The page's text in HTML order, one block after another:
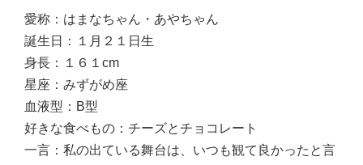
愛称： はまなちゃん・あやちゃん
誕生日：
１月２１日生
身長：
１６１cm
星座： みずがめ座
血液型： B型
好きな食べもの： チーズとチョコレート
一言： 私の出ている舞台は、いつも観て良かったと言